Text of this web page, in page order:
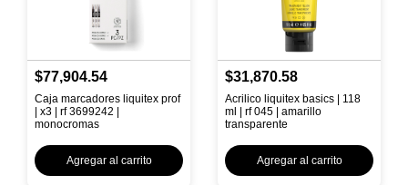
$77,904.54
Caja marcadores liquitex prof
| x3 | rf 3699242 |
monocromas
Agregar al carrito
$31,870.58
Acrilico liquitex basics | 118
ml | rf 045 | amarillo
transparente
Agregar al carrito